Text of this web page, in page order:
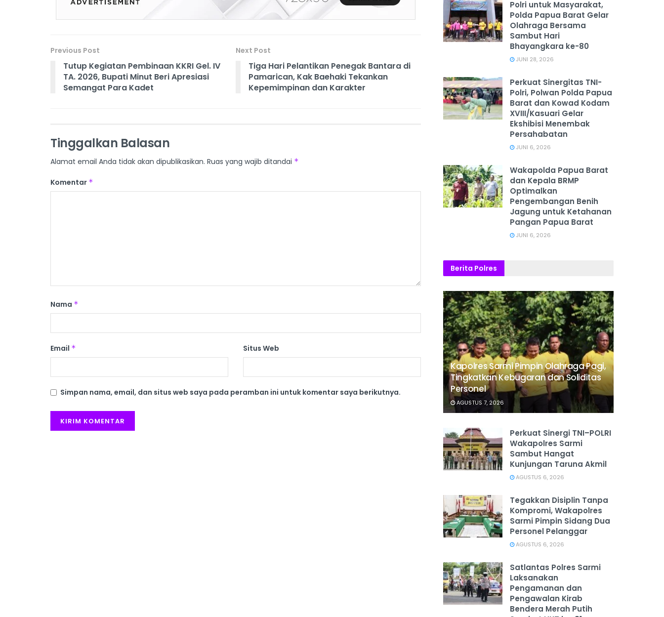
Previous Post
Tutup Kegiatan Pembinaan KKRI Gel. IV
TA. 2026, Bupati Minut Beri Apresiasi
Semangat Para Kadet
Next Post
Tiga Hari Pelantikan Penegak Bantara di
Pamarican, Kak Baehaki Tekankan
Kepemimpinan dan Karakter
Tinggalkan Balasan
Alamat email Anda tidak akan dipublikasikan. Ruas yang wajib ditandai *
Komentar *
Nama *
Email * Situs Web
Simpan nama, email, dan situs web saya pada peramban ini untuk komentar saya berikutnya.
Polri untuk Masyarakat,
Polda Papua Barat Gelar
Olahraga Bersama
Sambut Hari
Bhayangkara ke-80
JUNI 28, 2026
‎Perkuat Sinergitas TNI-
Polri, Polwan Polda Papua
Barat dan Kowad Kodam
XVIII/Kasuari Gelar
Ekshibisi Menembak
Persahabatan
JUNI 6, 2026
Wakapolda Papua Barat
dan Kepala BRMP
Optimalkan
Pengembangan Benih
Jagung untuk Ketahanan
Pangan Papua Barat
JUNI 6, 2026
Berita Polres
Kapolres Sarmi Pimpin Olahraga Pagi,
Tingkatkan Kebugaran dan Soliditas
Personel
AGUSTUS 7, 2026
Perkuat Sinergi TNI–POLRI
Wakapolres Sarmi
Sambut Hangat
Kunjungan Taruna Akmil
AGUSTUS 6, 2026
Tegakkan Disiplin Tanpa
Kompromi, Wakapolres
Sarmi Pimpin Sidang Dua
Personel Pelanggar
AGUSTUS 6, 2026
Satlantas Polres Sarmi
Laksanakan
Pengamanan dan
Pengawalan Kirab
Bendera Merah Putih